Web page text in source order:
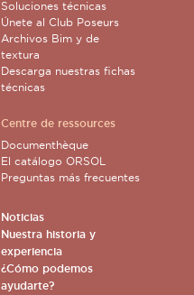
Soluciones técnicas
Únete al Club Poseurs
Archivos Bim y de
textura
Descarga nuestras fichas
técnicas
Centre de ressources
Documenthèque
El catálogo ORSOL
Preguntas más frecuentes
Noticias
Nuestra historia y
experiencia
¿Cómo podemos
ayudarte?